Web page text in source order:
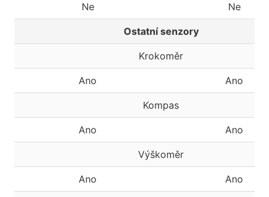
Ne Ne
Ostatní senzory
Krokoměr
Ano Ano
Kompas
Ano Ano
Výškoměr
Ano Ano